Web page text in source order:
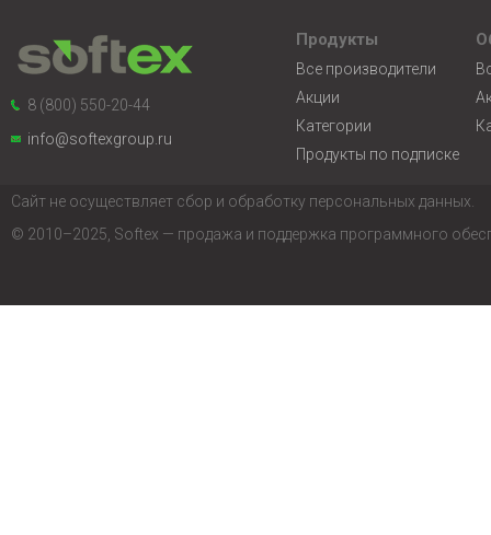
8 (800) 550-20-44
info@softexgroup.ru
Продукты
Все производители
Акции
Категории
Продукты по подписке
Сайт не осуществляет сбор и обработку персональных данных.
© 2010–2025, Softex — продажа и поддержка программного